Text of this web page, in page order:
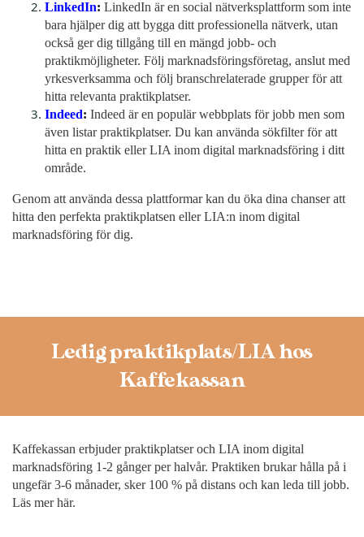
LinkedIn: LinkedIn är en social nätverksplattform som inte
bara hjälper dig att bygga ditt professionella nätverk, utan
också ger dig tillgång till en mängd jobb- och
praktikmöjligheter. Följ marknadsföringsföretag, anslut med
yrkesverksamma och följ branschrelaterade grupper för att
hitta relevanta praktikplatser.
Indeed: Indeed är en populär webbplats för jobb men som
även listar praktikplatser. Du kan använda sökfilter för att
hitta en praktik eller LIA inom digital marknadsföring i ditt
område.
Genom att använda dessa plattformar kan du öka dina chanser att
hitta den perfekta praktikplatsen eller LIA:n inom digital
marknadsföring för dig.
Ledig praktikplats/LIA hos
Kaffekassan
Kaffekassan erbjuder praktikplatser och LIA inom digital
marknadsföring 1-2 gånger per halvår. Praktiken brukar hålla på i
ungefär 3-6 månader, sker 100 % på distans och kan leda till jobb.
Läs mer här.